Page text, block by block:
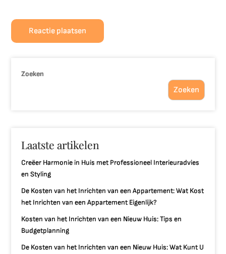
Zoeken
Zoeken
Laatste artikelen
Creëer Harmonie in Huis met Professioneel Interieuradvies
en Styling
De Kosten van het Inrichten van een Appartement: Wat Kost
het Inrichten van een Appartement Eigenlijk?
Kosten van het Inrichten van een Nieuw Huis: Tips en
Budgetplanning
De Kosten van het Inrichten van een Nieuw Huis: Wat Kunt U